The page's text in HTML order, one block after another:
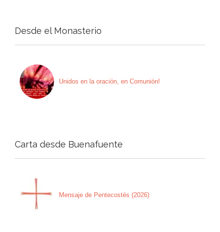
Desde el Monasterio
Unidos en la oración, en Comunión!
Carta desde Buenafuente
Mensaje de Pentecostés (2026)